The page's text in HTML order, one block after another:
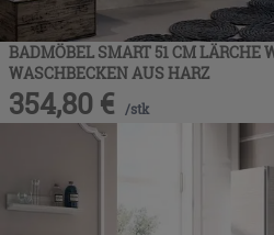
BADMÖBEL SMART 51 CM LÄRCHE
WASCHBECKEN AUS HARZ
354,80 € /stk